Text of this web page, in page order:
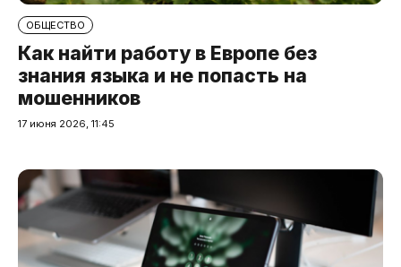
ОБЩЕСТВО
Как найти работу в Европе без
знания языка и не попасть на
мошенников
17 июня 2026, 11:45